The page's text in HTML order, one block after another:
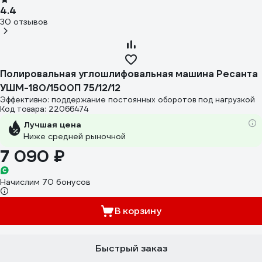
4.4
30 отзывов
Полировальная углошлифовальная машина Ресанта
УШМ-180/1500П 75/12/12
Эффективно: поддержание постоянных оборотов под нагрузкой
Код товара: 22066474
Лучшая цена
Ниже средней рыночной
7 090 ₽
Начислим 70 бонусов
В корзину
Быстрый заказ